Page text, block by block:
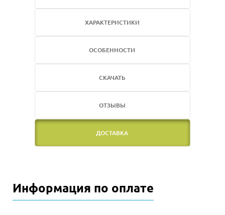
ХАРАКТЕРИСТИКИ
ОСОБЕННОСТИ
СКАЧАТЬ
ОТЗЫВЫ
ДОСТАВКА
Информация по оплате